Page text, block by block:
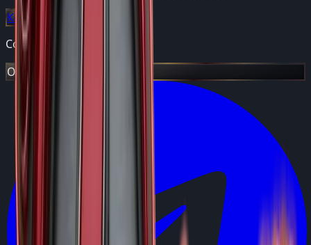
Контакты
Consulting Group
Открыт к проектам